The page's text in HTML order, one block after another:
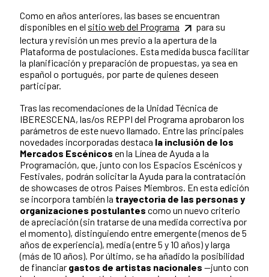
Como en años anteriores, las bases se encuentran
disponibles en el sitio web del Programa
para su
lectura y revisión un mes previo a la apertura de la
Plataforma de postulaciones. Esta medida busca facilitar
la planificación y preparación de propuestas, ya sea en
español o portugués, por parte de quienes deseen
participar.
Tras las recomendaciones de la Unidad Técnica de
IBERESCENA, las/os REPPI del Programa aprobaron los
parámetros de este nuevo llamado. Entre las principales
novedades incorporadas destaca la inclusión de los
Mercados Escénicos en la Línea de Ayuda a la
Programación, que, junto con los Espacios Escénicos y
Festivales, podrán solicitar la Ayuda para la contratación
de showcases de otros Países Miembros. En esta edición
se incorpora también la trayectoria de las personas y
organizaciones postulantes como un nuevo criterio
de apreciación (sin tratarse de una medida correctiva por
el momento), distinguiendo entre emergente (menos de 5
años de experiencia), media (entre 5 y 10 años) y larga
(más de 10 años). Por último, se ha añadido la posibilidad
de financiar gastos de artistas nacionales —junto con